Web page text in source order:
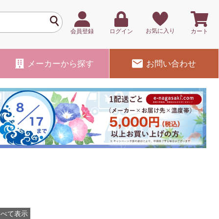
会員登録 ログイン お気に入り カート
メーカーから探す お問い合わせ
て表示